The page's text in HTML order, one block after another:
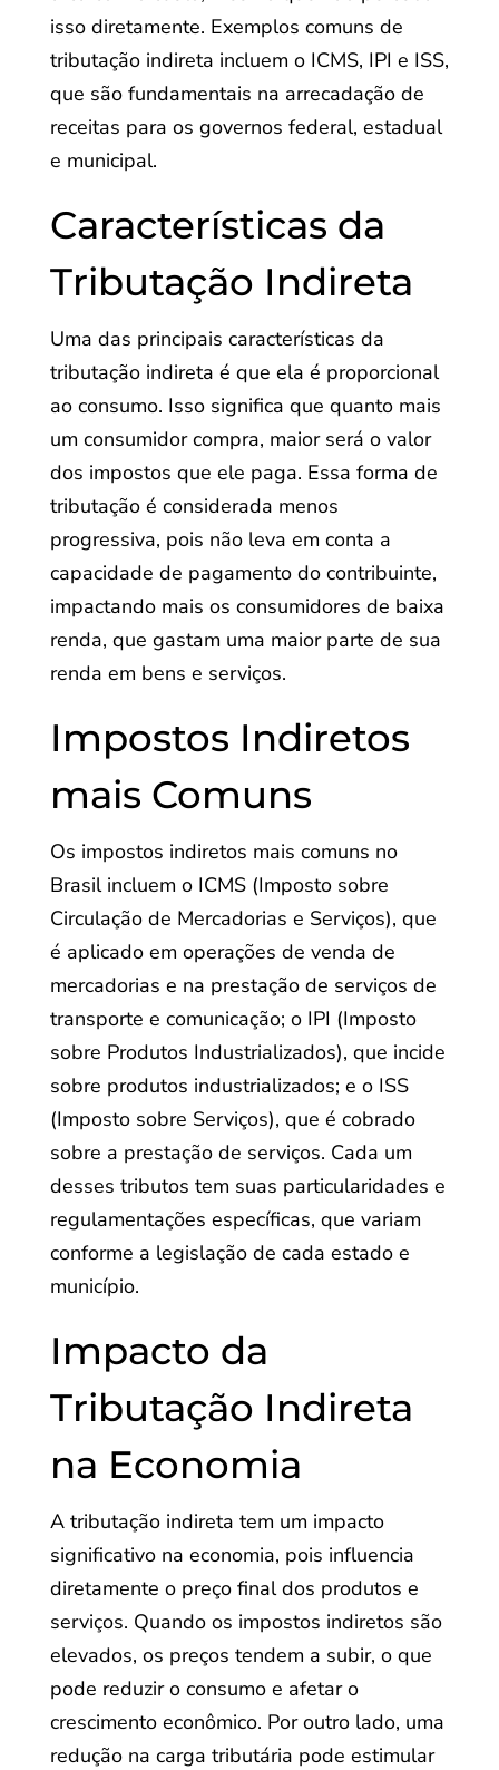
isso diretamente. Exemplos comuns de
tributação indireta incluem o ICMS, IPI e ISS,
que são fundamentais na arrecadação de
receitas para os governos federal, estadual
e municipal.
Características da
Tributação Indireta
Uma das principais características da
tributação indireta é que ela é proporcional
ao consumo. Isso significa que quanto mais
um consumidor compra, maior será o valor
dos impostos que ele paga. Essa forma de
tributação é considerada menos
progressiva, pois não leva em conta a
capacidade de pagamento do contribuinte,
impactando mais os consumidores de baixa
renda, que gastam uma maior parte de sua
renda em bens e serviços.
Impostos Indiretos
mais Comuns
Os impostos indiretos mais comuns no
Brasil incluem o ICMS (Imposto sobre
Circulação de Mercadorias e Serviços), que
é aplicado em operações de venda de
mercadorias e na prestação de serviços de
transporte e comunicação; o IPI (Imposto
sobre Produtos Industrializados), que incide
sobre produtos industrializados; e o ISS
(Imposto sobre Serviços), que é cobrado
sobre a prestação de serviços. Cada um
desses tributos tem suas particularidades e
regulamentações específicas, que variam
conforme a legislação de cada estado e
município.
Impacto da
Tributação Indireta
na Economia
A tributação indireta tem um impacto
significativo na economia, pois influencia
diretamente o preço final dos produtos e
serviços. Quando os impostos indiretos são
elevados, os preços tendem a subir, o que
pode reduzir o consumo e afetar o
crescimento econômico. Por outro lado, uma
redução na carga tributária pode estimular